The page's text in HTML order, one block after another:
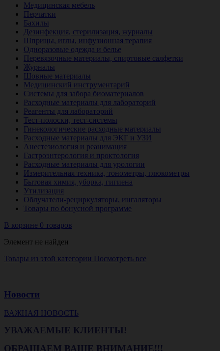
Медицинская мебель
Перчатки
Бахилы
Дезинфекция, стерилизация, журналы
Шприцы, иглы, инфузионная терапия
Одноразовые одежда и белье
Перевязочные материалы, спиртовые салфетки
Журналы
Шовные материалы
Медицинский инструментарий
Системы для забора биоматериалов
Расходные материалы для лабораторий
Реагенты для лабораторий
Тест-полоски, тест-системы
Гинекологические расходные материалы
Расходные материалы для ЭКГ и УЗИ
Анестезиология и реанимация
Гастроэнтерология и проктология
Расходные материалы для урологии
Измерительная техника, тонометры, глюкометры
Бытовая химия, уборка, гигиена
Утилизация
Облучатели-рециркуляторы, ингаляторы
Товары по бонусной программе
В корзине 0 товаров
Элемент не найден
Товары из этой категории Посмотреть все
Новости
ВАЖНАЯ НОВОСТЬ
УВАЖАЕМЫЕ КЛИЕНТЫ!
ОБРАЩАЕМ ВАШЕ ВНИМАНИЕ!!!